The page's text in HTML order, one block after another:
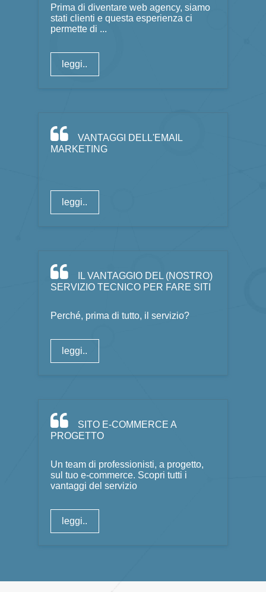
Prima di diventare web agency, siamo
stati clienti e questa esperienza ci
permette di ...
leggi..
VANTAGGI DELL'EMAIL
MARKETING
leggi..
IL VANTAGGIO DEL (NOSTRO)
SERVIZIO TECNICO PER FARE SITI
Perché, prima di tutto, il servizio?
leggi..
SITO E-COMMERCE A
PROGETTO
Un team di professionisti, a progetto,
sul tuo e-commerce. Scopri tutti i
vantaggi del servizio
leggi..